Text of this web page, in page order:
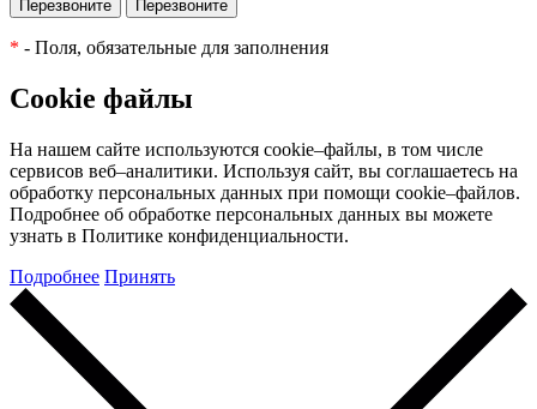
* - Поля, обязательные для заполнения
Cookie файлы
На нашем сайте используются cookie–файлы, в том числе
сервисов веб–аналитики. Используя сайт, вы соглашаетесь на
обработку персональных данных при помощи cookie–файлов.
Подробнее об обработке персональных данных вы можете
узнать в Политике конфиденциальности.
Подробнее Принять